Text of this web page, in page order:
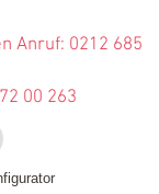
Anruf: 0212 685
00 263